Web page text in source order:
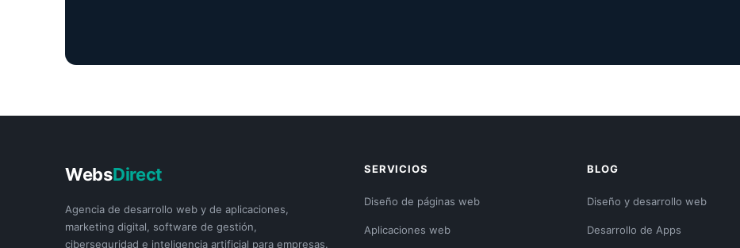
WebsDirect
Agencia de desarrollo web y de aplicaciones,
marketing digital, software de gestión,
ciberseguridad e inteligencia artificial para empresas.
SERVICIOS
Diseño de páginas web
Aplicaciones web
BLOG
Diseño y desarrollo web
Desarrollo de Apps